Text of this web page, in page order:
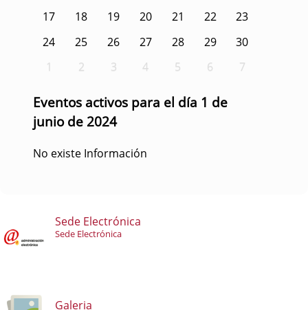
17
18 19 20 21 22
23
24
25 26 27 28 29
30
1
2 3 4 5 6 7
Eventos activos para el día 1 de
junio de 2024
No existe Información
Sede Electrónica
Sede Electrónica
Galeria